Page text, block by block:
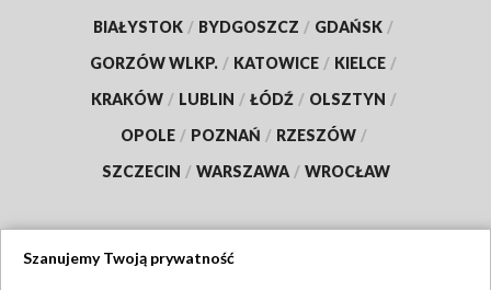
BIAŁYSTOK / BYDGOSZCZ / GDAŃSK /
GORZÓW WLKP. / KATOWICE / KIELCE /
KRAKÓW / LUBLIN / ŁÓDŹ / OLSZTYN /
OPOLE / POZNAŃ / RZESZÓW /
SZCZECIN / WARSZAWA / WROCŁAW
Szanujemy Twoją prywatność